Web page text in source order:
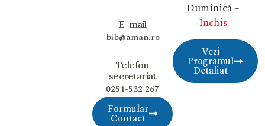
Duminică –
Închis
Vezi
Programul
Detaliat
E-mail
bib@aman.ro
Telefon
secretariat
0251-532 267
Formular
Contact